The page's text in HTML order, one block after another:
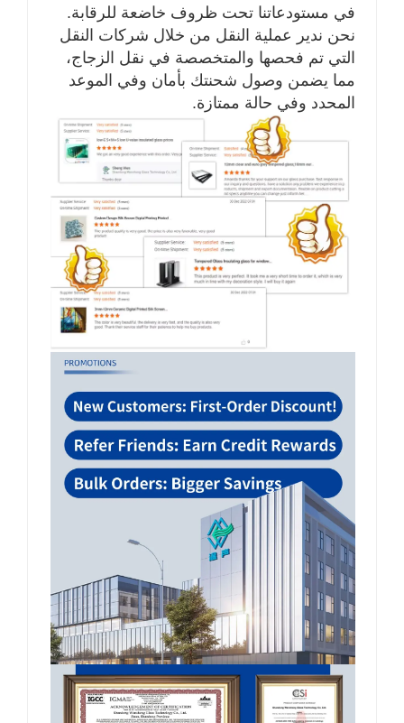
في مستودعاتنا تحت ظروف خاضعة للرقابة.
نحن ندير عملية النقل من خلال شركات النقل
التي تم فحصها والمتخصصة في نقل الزجاج،
مما يضمن وصول شحنتك بأمان وفي الموعد
المحدد وفي حالة ممتازة.